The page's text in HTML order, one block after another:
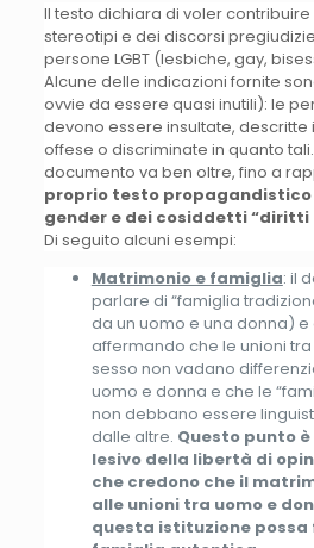
Il testo dichiara di voler
stereotipi e dei discorsi
persone LGBT (lesbiche, gay,
Alcune delle indicazioni fornite
ovvie da essere quasi inutili): le
devono essere insultate,
offese o discriminate in quanto
documento va ben oltre, fino a
proprio testo propagandistico
gender e dei cosiddetti “diritti
Di seguito alcuni esempi:
Matrimonio e famiglia: il
parlare di “famiglia
da un uomo e una donna) e
affermando che le unioni
sesso non vadano
uomo e donna e che le
non debbano essere
dalle altre. Questo punto
lesivo della libertà di
che credono che il
alle unioni tra uomo e
questa istituzione possa